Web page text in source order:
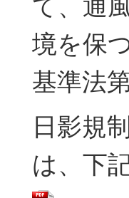
て、通
境を保
基準法
日影規
は、下